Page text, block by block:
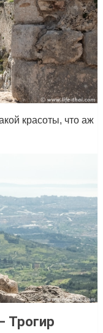
красоты, что аж
Трогир